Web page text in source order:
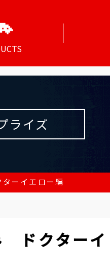
ライズ
ーイエロー編
ドクターイ